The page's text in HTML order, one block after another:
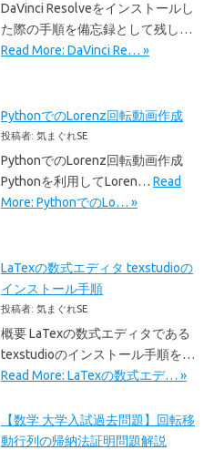
DaVinci Resolveをインストールし
た際の手順を備忘録として残し…
Read More: DaVinci Re… »
PythonでのLorenz回転動画作成
投稿者: 気まぐれSE
PythonでのLorenz回転動画作成
Pythonを利用してLoren… Read
More: PythonでのLo… »
LaTexの数式エディタ texstudioの
インストール手順
投稿者: 気まぐれSE
概要 LaTexの数式エディタである
texstudioのインストール手順を…
Read More: LaTexの数式エデ… »
【数学 大学入試過去問題】回転移
動行列の帰納法証明問題解説